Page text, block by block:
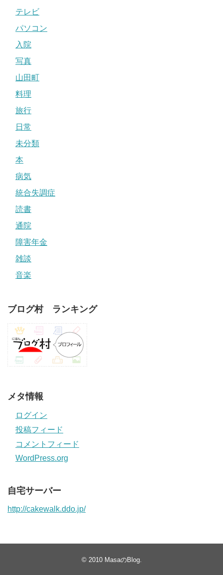
テレビ
パソコン
入院
写真
山田町
料理
旅行
日常
未分類
本
病気
統合失調症
読書
通院
障害年金
雑談
音楽
ブログ村 ランキング
メタ情報
ログイン
投稿フィード
コメントフィード
WordPress.org
自宅サーバー
http://cakewalk.ddo.jp/
© 2010 MasaのBlog.